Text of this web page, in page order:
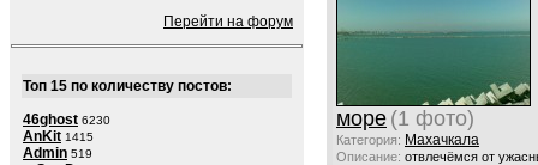
Перейти на форум
Топ 15 по количеству постов:
46ghost 6230
AnKit 1415
Admin 519
море (1 фото)
Категория: Махачкала
Описание: отвлечёмся от